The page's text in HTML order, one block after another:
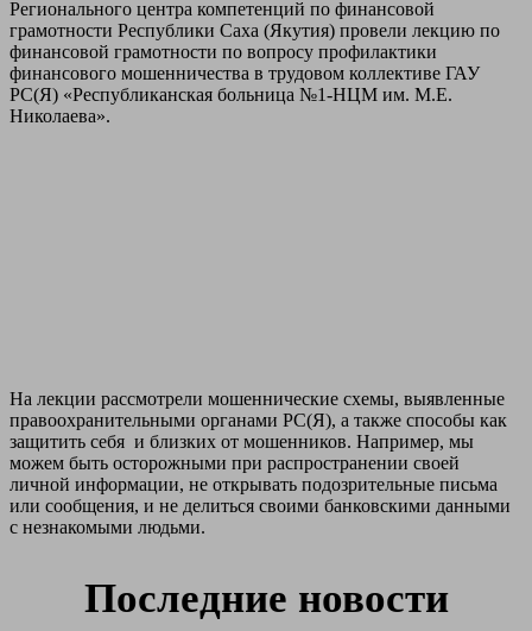
Регионального центра компетенций по финансовой
грамотности Республики Саха (Якутия) провели лекцию по
финансовой грамотности по вопросу профилактики
финансового мошенничества в трудовом коллективе ГАУ
РС(Я) «Республиканская больница №1-НЦМ им. М.Е.
Николаева».
На лекции рассмотрели мошеннические схемы, выявленные
правоохранительными органами РС(Я), а также способы как
защитить себя и близких от мошенников. Например, мы
можем быть осторожными при распространении своей
личной информации, не открывать подозрительные письма
или сообщения, и не делиться своими банковскими данными
с незнакомыми людьми.
Последние новости